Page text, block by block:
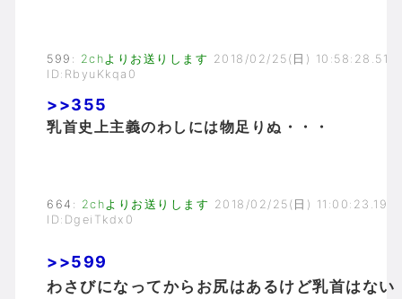
599 : 2chよりお送りします 2018/02/25(日) 10:58:28.51
ID:RbyuKkqa0
>>355
乳首史上主義のわしには物足りぬ・・・
664 : 2chよりお送りします 2018/02/25(日) 11:00:23.19
ID:DgeiTkdx0
>>599
わさびになってからお尻はあるけど乳首はない